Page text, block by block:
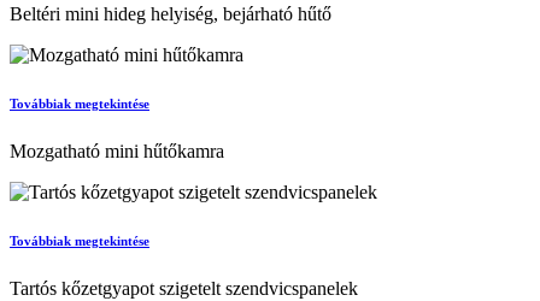
Beltéri mini hideg helyiség, bejárható hűtő
Továbbiak megtekintése
Mozgatható mini hűtőkamra
Továbbiak megtekintése
Tartós kőzetgyapot szigetelt szendvicspanelek